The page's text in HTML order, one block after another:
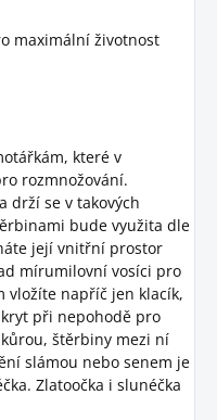
maximální životnost
které v
rozmnožování.
drží se v takových
bude využita dle
její vnitřní prostor
mírumilovní vosíci pro
vložíte napříč jen klacík,
při nepohodě pro
štěrbiny mezi ní
slámou nebo senem je
Zlatoočka i slunéčka